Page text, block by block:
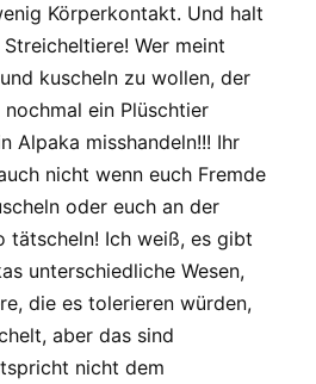
Körperkontakt. Und halt
Wer meint
kuscheln zu wollen, der
ein Plüschtier
Alpaka misshandeln!!! Ihr
nicht wenn euch Fremde
oder euch an der
tätscheln! Ich weiß, es gibt
unterschiedliche Wesen,
die es tolerieren würden,
aber das sind
nicht dem